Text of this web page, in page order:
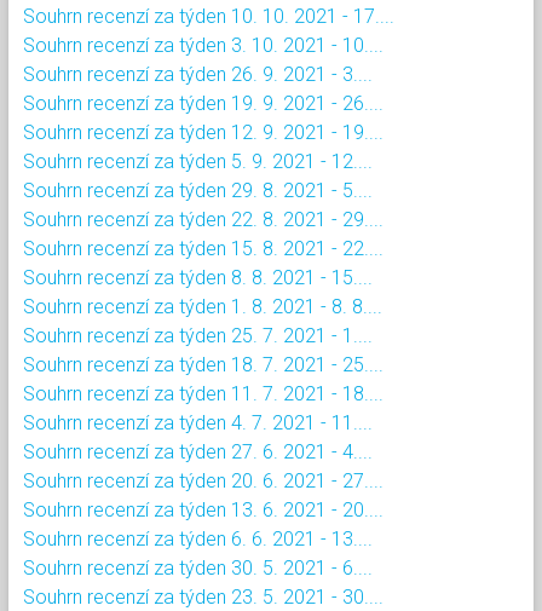
Souhrn recenzí za týden 10. 10. 2021 - 17....
Souhrn recenzí za týden 3. 10. 2021 - 10....
Souhrn recenzí za týden 26. 9. 2021 - 3....
Souhrn recenzí za týden 19. 9. 2021 - 26....
Souhrn recenzí za týden 12. 9. 2021 - 19....
Souhrn recenzí za týden 5. 9. 2021 - 12....
Souhrn recenzí za týden 29. 8. 2021 - 5....
Souhrn recenzí za týden 22. 8. 2021 - 29....
Souhrn recenzí za týden 15. 8. 2021 - 22....
Souhrn recenzí za týden 8. 8. 2021 - 15....
Souhrn recenzí za týden 1. 8. 2021 - 8. 8....
Souhrn recenzí za týden 25. 7. 2021 - 1....
Souhrn recenzí za týden 18. 7. 2021 - 25....
Souhrn recenzí za týden 11. 7. 2021 - 18....
Souhrn recenzí za týden 4. 7. 2021 - 11....
Souhrn recenzí za týden 27. 6. 2021 - 4....
Souhrn recenzí za týden 20. 6. 2021 - 27....
Souhrn recenzí za týden 13. 6. 2021 - 20....
Souhrn recenzí za týden 6. 6. 2021 - 13....
Souhrn recenzí za týden 30. 5. 2021 - 6....
Souhrn recenzí za týden 23. 5. 2021 - 30....